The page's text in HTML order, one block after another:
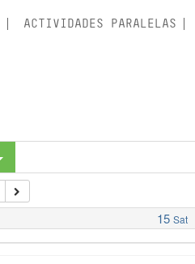
ACTIVIDADES PARALELAS
15 Sat